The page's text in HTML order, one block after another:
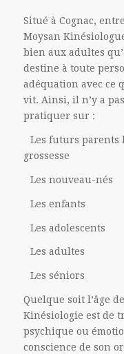
Situé à Cognac,
Moysan
bien aux adultes
destine à toute
adéquation avec ce
vit. Ainsi, il n’y a
pratiquer sur :
Les futurs parents
grossesse
Les nouveau-nés
Les enfants
Les adolescents
Les adultes
Les séniors
Quelque soit l’âge
Kinésiologie est de
psychique ou
conscience de son